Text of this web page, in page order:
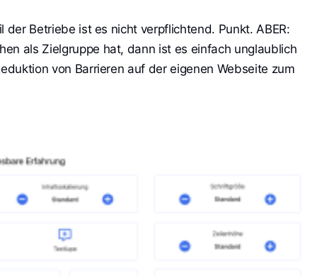
der Betriebe ist es nicht verpflichtend. Punkt. ABER:
als Zielgruppe hat, dann ist es einfach unglaublich
von Barrieren auf der eigenen Webseite zum